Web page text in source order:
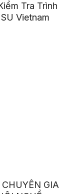
Tra Trình
Vietnam
GIA